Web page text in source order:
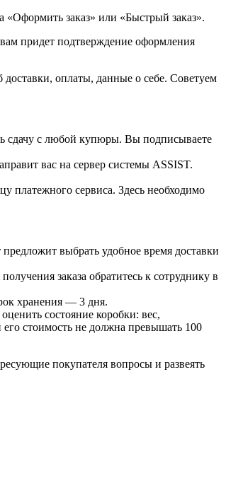
«Оформить заказ» или «Быстрый заказ».
придет подтверждение оформления
оплаты, данные о себе. Советуем
сдачу с любой купюры. Вы подписываете
вас на сервер системы ASSIST.
платежного сервиса. Здесь необходимо
предложит выбрать удобное время доставки
заказа обратитесь к сотруднику в
хранения — 3 дня.
состояние коробки: вес,
его стоимость не должна превышать 100
покупателя вопросы и развеять